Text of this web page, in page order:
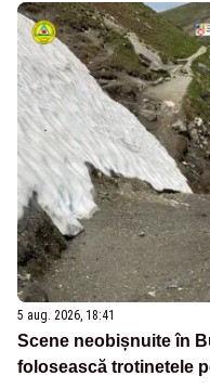
5 aug. 2026, 18:41
Scene neobișnuite în
folosească trotinetele